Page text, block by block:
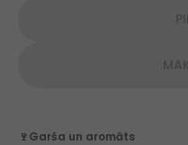
🍷Garša un aromāts